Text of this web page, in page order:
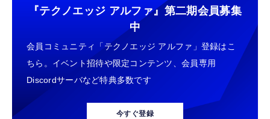
『テクノエッジ アルファ』 第二期会員募集
中
会員コミュニティ「テクノエッジ アルファ」登録はこ
ちら。イベント招待や限定コンテンツ、会員専用
Discordサーバなど特典多数です
今すぐ登録